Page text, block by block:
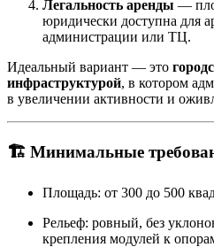
Легальность аренды —
юридически доступна для
администрации или ТЦ.
Идеальный вариант — это
инфраструктурой, в котором
в увеличении активности и
🏗 Минимальные
Площадь: от 300 до 500
Рельеф: ровный, без
крепления модулей к